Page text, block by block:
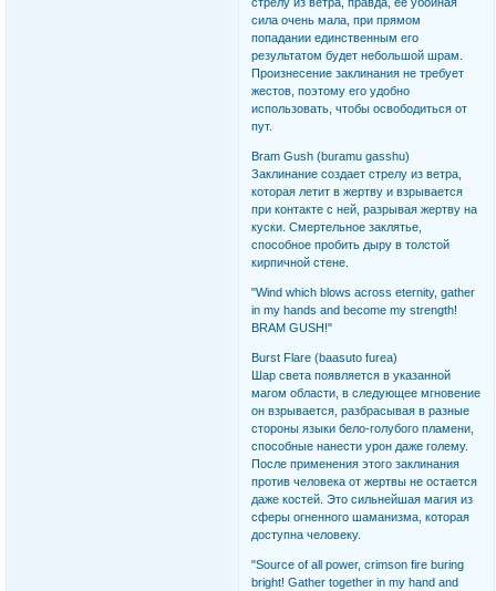
сила очень мала, при прямом
попадании единственным его
результатом будет небольшой шрам.
Произнесение заклинания не требует
жестов, поэтому его удобно
использовать, чтобы освободиться от
пут.
Bram Gush (buramu gasshu)
Заклинание создает стрелу из ветра,
которая летит в жертву и взрывается
при контакте с ней, разрывая жертву на
куски. Смертельное заклятье,
способное пробить дыру в толстой
кирпичной стене.
"Wind which blows across eternity, gather
in my hands and become my strength!
BRAM GUSH!"
Burst Flare (baasuto furea)
Шар света появляется в указанной
магом области, в следующее мгновение
он взрывается, разбрасывая в разные
стороны языки бело-голубого пламени,
способные нанести урон даже голему.
После применения этого заклинания
против человека от жертвы не остается
даже костей. Это сильнейшая магия из
сферы огненного шаманизма, которая
доступна человеку.
"Source of all power, crimson fire buring
bright! Gather together in my hand and